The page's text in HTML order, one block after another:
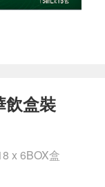
飲盒裝
x 6BOX盒